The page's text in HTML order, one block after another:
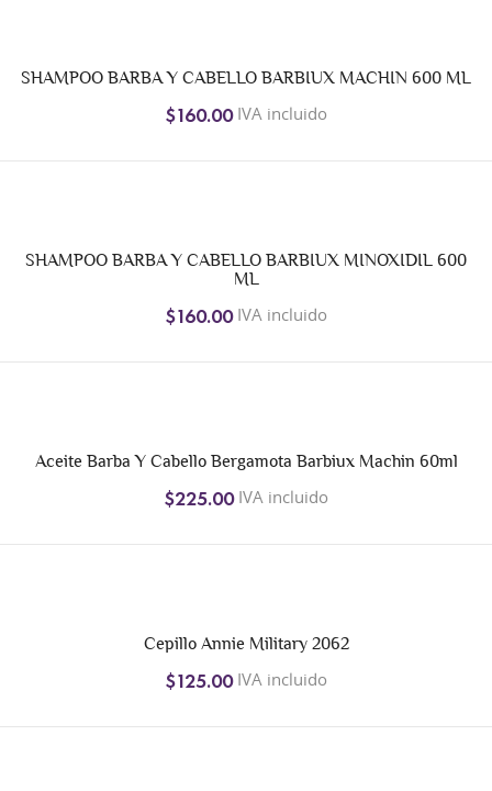
SHAMPOO BARBA Y CABELLO BARBIUX MACHIN 600 ML
$160.00IVA incluido
SHAMPOO BARBA Y CABELLO BARBIUX MINOXIDIL 600
ML
$160.00IVA incluido
Aceite Barba Y Cabello Bergamota Barbiux Machin 60ml
$225.00IVA incluido
Cepillo Annie Military 2062
$125.00IVA incluido